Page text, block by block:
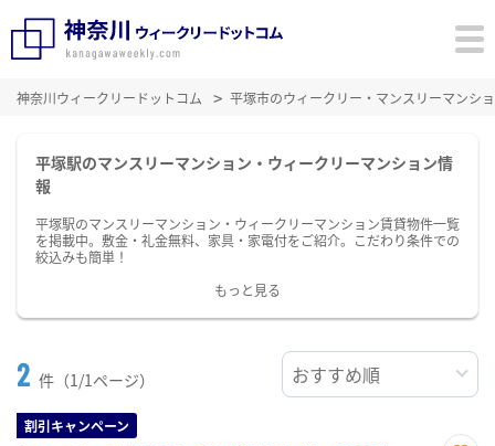
神奈川ウィークリードットコム 平塚市のウィークリー・マンスリーマンシ
平塚駅のマンスリーマンション・ウィークリーマンション情
報
平塚駅のマンスリーマンション・ウィークリーマンション賃貸物件一覧
を掲載中。敷金・礼金無料、家具・家電付をご紹介。こだわり条件での
絞込みも簡単！
もっと見る
2 件（1/1ページ）
割引キャンペーン